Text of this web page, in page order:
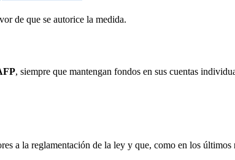
de que se autorice la medida.
, siempre que mantengan fondos en sus cuentas
a la reglamentación de la ley y que, como en los últimos